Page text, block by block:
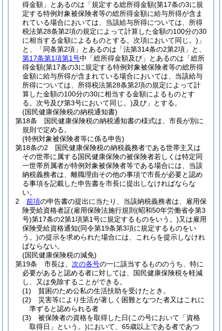
得金額」とあるのは「規定する総所得金額(第17条の3に規
定する特例対象被保険者等の総所得金額に給与所得が含ま
れている場合においては、当該給与所得については、所得
税法第28条第2項の規定によって計算した金額の100分の30
に相当する金額によるものとする。次項において同じ。) 」
と、「同条第2項」とあるのは「法第314条の2第2項」と、
第17条第1項第1号中「総所得金額及び」とあるのは「総所
得金額(第17条の3に規定する特例対象被保険者等の総所得
金額に給与所得が含まれている場合においては、当該給与
所得については、所得税法第28条第2項の規定によって計
算した金額の100分の30に相当する金額によるものとす
る。次号及び第3号において同じ。)及び」とする。
(国民健康保険税の納税通知書)
第18条
国民健康保険税の納税通知書の様式は、市長が別に
規則で定める。
(特例対象被保険者等に係る申告)
第18条の2
国民健康保険税の納税義務者である世帯主又は
その世帯に属する国民健康保険の被保険者若しくは特定同
一世帯所属者が特例対象被保険者等である場合には、当該
納税義務者は、離職理由その他の事項で市長が必要と認め
る事項を記載した申告書を市長に提出しなければならな
い。
2
前項の申告書の提出に当たり、当該納税義務者は、雇用保
険受給資格者証(雇用保険法施行規則 (昭和50年労働省令第3
号)第17条の2第1項第1号に規定するものをいう。)又は雇用
保険受給資格通知(同令第19条第3項に規定するものをい
う。)の提示を求められた場合には、これらを提示しなけれ
ばならない。
(国民健康保険税の減免)
第19条
市長は、 次の各号の一に該当するもののうち、特に
必要があると認める者に対しては、国民健康保険税を軽減
し、又は免除することができる。
(1)
貧困のため公私の生活扶助を受けたとき。
(2)
災害等により生活が著しく困難となつた者又はこれに
準ずると認められる者
(3)
被保険者の資格を取得した日(この号において「資格
取得日」という。)において、65歳以上である者であつ